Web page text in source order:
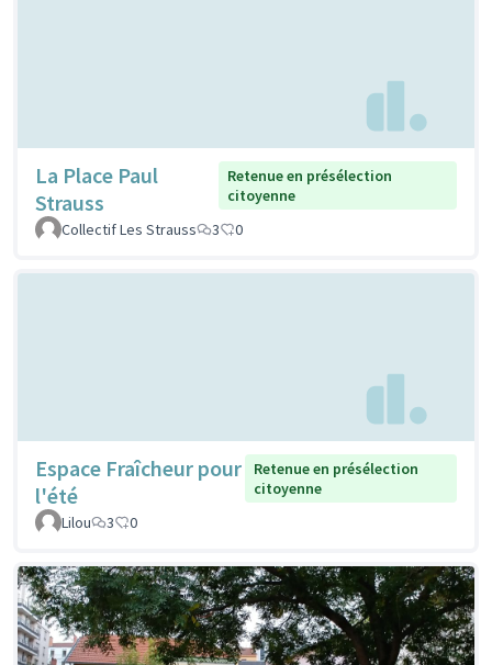
La Place Paul
Strauss
Retenue en présélection
citoyenne
Collectif Les Strauss
3 0
Espace Fraîcheur pour
l'été
Retenue en présélection
citoyenne
Lilou
3 0